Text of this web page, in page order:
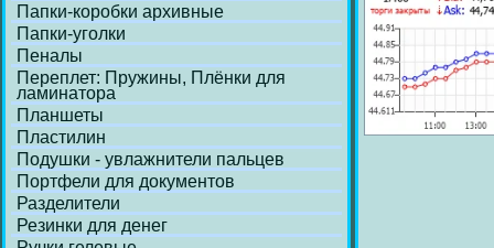
Папки-коробки архивные
Папки-уголки
Пеналы
Переплет: Пружины, Плёнки для
ламинатора
Планшеты
Пластилин
Подушки - увлажнители пальцев
Портфели для документов
Разделители
Резинки для денег